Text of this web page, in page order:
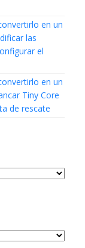
en un
las
el
en un
Tiny Core
de rescate